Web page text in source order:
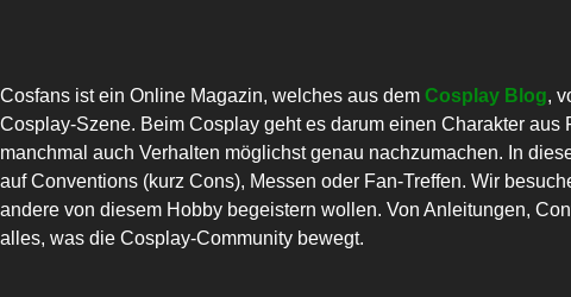
Cosfans ist ein Online Magazin, welches aus dem Cosplay Blog,
Cosplay-Szene. Beim Cosplay geht es darum einen Charakter
manchmal auch Verhalten möglichst genau nachzumachen. In
auf Conventions (kurz Cons), Messen oder Fan-Treffen. Wir
andere von diesem Hobby begeistern wollen. Von Anleitungen,
alles, was die Cosplay-Community bewegt.